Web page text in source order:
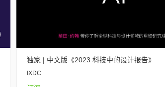
独家 | 中文版《2023 科技中的设计报告》
IXDC